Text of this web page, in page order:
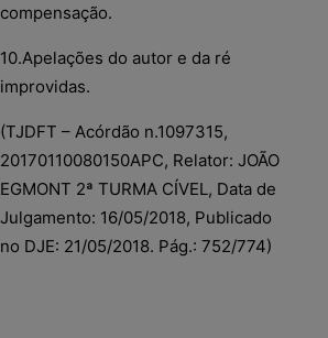
compensação.
10.Apelações do autor e da ré
improvidas.
(TJDFT – Acórdão n.1097315,
20170110080150APC, Relator: JOÃO
EGMONT 2ª TURMA CÍVEL, Data de
Julgamento: 16/05/2018, Publicado
no DJE: 21/05/2018. Pág.: 752/774)